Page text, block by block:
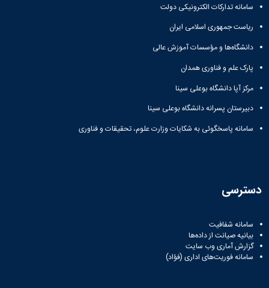
سامانه تدارکات الکترونیکی دولت
ریاست جمهوری اسلامی ایران
دانشگاه‌ها و مؤسسات آموزش عالی
پارک علم و فناوری همدان
مرکز آپا دانشگاه بوعلی سینا
دبیرستان پسرانه دانشگاه بوعلی سینا
سامانه پاسخگوئی به شکایات وزارت علوم، تحقیقات و فناوری
دسترسی
سامانه شفافیت
بیانیه صیانت از داده‌ها
گزارش آماری وب‌ سایت
سامانه فوریت‌های اداری (فؤاد)